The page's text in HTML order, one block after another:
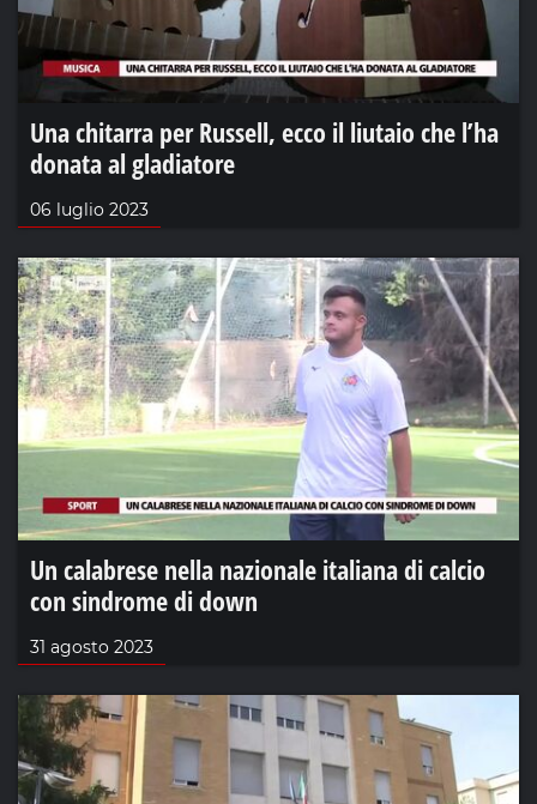
Una chitarra per Russell, ecco il liutaio che l’ha
donata al gladiatore
06 luglio 2023
Un calabrese nella nazionale italiana di calcio
con sindrome di down
31 agosto 2023